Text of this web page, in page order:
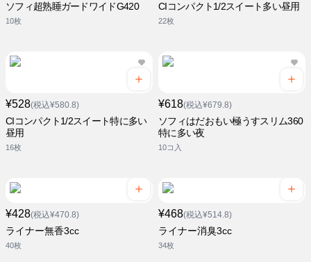
ソフィ超熟睡ガードワイドG420
10枚
CIコンパクト1/2スイート多い昼用
22枚
¥528(税込¥580.8)
CIコンパクト1/2スイート特に多い
昼用
16枚
¥618(税込¥679.8)
ソフィはだおもい極うすスリム360
特に多い夜
10コ入
¥428(税込¥470.8)
ライナー無香3cc
40枚
¥468(税込¥514.8)
ライナー消臭3cc
34枚